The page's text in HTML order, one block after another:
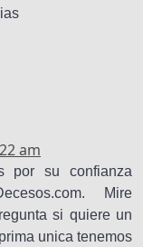
am
por su confianza
Mire
si quiere un
unica tenemos